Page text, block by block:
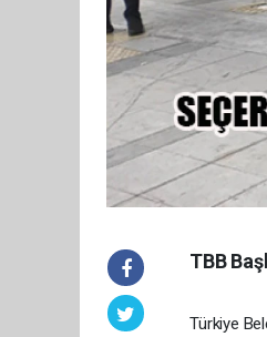
TBB
Türkiye